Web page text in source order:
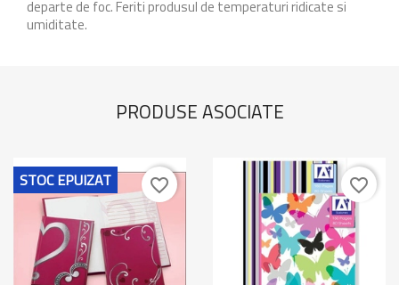
departe de foc. Feriti produsul de temperaturi ridicate si
umiditate.
PRODUSE ASOCIATE
STOC EPUIZAT favorite_border favorite_border